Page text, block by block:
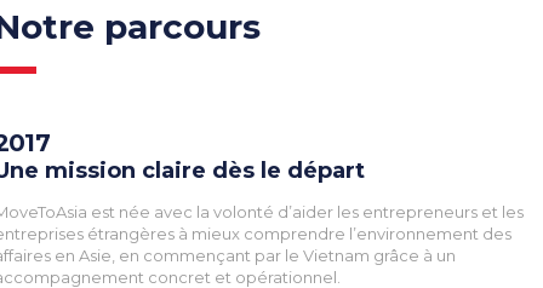
parcours
mission claire dès le départ
est née avec la volonté d’aider les entrepreneurs et les
étrangères à mieux comprendre l’environnement des
en Asie, en commençant par le Vietnam grâce à un
concret et opérationnel.